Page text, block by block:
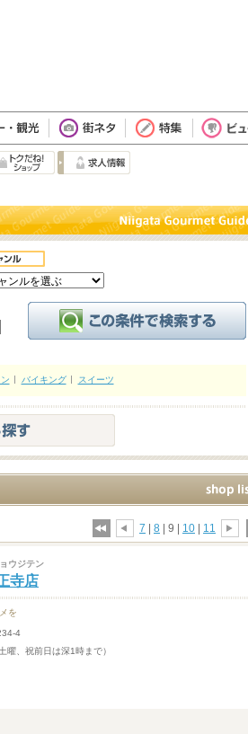
バイキング スイーツ
7 8 | 9 | 10 11
ウジテン
寺店
を
4
曜、祝前日は深1時まで）